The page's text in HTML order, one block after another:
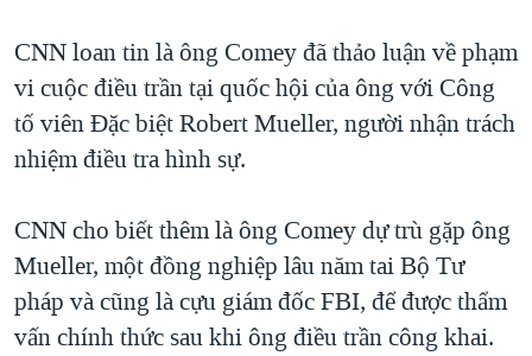
CNN loan tin là ông Comey đã thảo luận về phạm
vi cuộc điều trần tại quốc hội của ông với Công
tố viên Đặc biệt Robert Mueller, người nhận trách
nhiệm điều tra hình sự.
CNN cho biết thêm là ông Comey dự trù gặp ông
Mueller, một đồng nghiệp lâu năm tai Bộ Tư
pháp và cũng là cựu giám đốc FBI, để được thẩm
vấn chính thức sau khi ông điều trần công khai.